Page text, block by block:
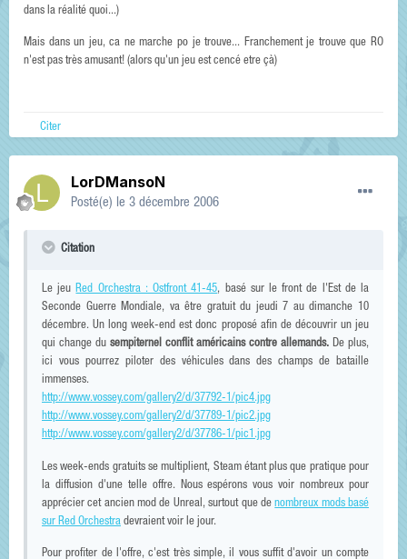
dans la réalité quoi...)
Mais dans un jeu, ca ne marche po je trouve... Franchement je trouve que RO
n'est pas très amusant! (alors qu'un jeu est cencé etre çà)
Citer
LorDMansoN
Posté(e) le 3 décembre 2006
Citation
Le jeuRed Orchestra : Ostfront 41-45, basé sur le front de l'Est de la
Seconde Guerre Mondiale, va être gratuit du jeudi 7 au dimanche 10
décembre. Un long week-end est donc proposé afin de découvrir un jeu
qui change du sempiternel conflit américains contre allemands. De plus,
ici vous pourrez piloter des véhicules dans des champs de bataille
immenses.
http://www.vossey.com/gallery2/d/37792-1/pic4.jpg
http://www.vossey.com/gallery2/d/37789-1/pic2.jpg
http://www.vossey.com/gallery2/d/37786-1/pic1.jpg
Les week-ends gratuits se multiplient, Steam étant plus que pratique pour
la diffusion d'une telle offre. Nous espérons vous voir nombreux pour
apprécier cet ancien mod de Unreal, surtout que denombreux mods basé
sur Red Orchestra devraient voir le jour.
Pour profiter de l'offre, c'est très simple, il vous suffit d'avoir un compte